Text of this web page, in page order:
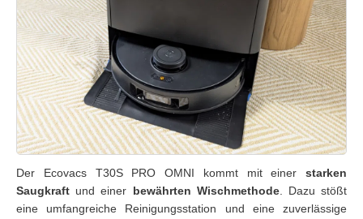
Der Ecovacs T30S PRO OMNI kommt mit einer starken
Saugkraft und einer bewährten Wischmethode. Dazu stößt
eine umfangreiche Reinigungsstation und eine zuverlässige